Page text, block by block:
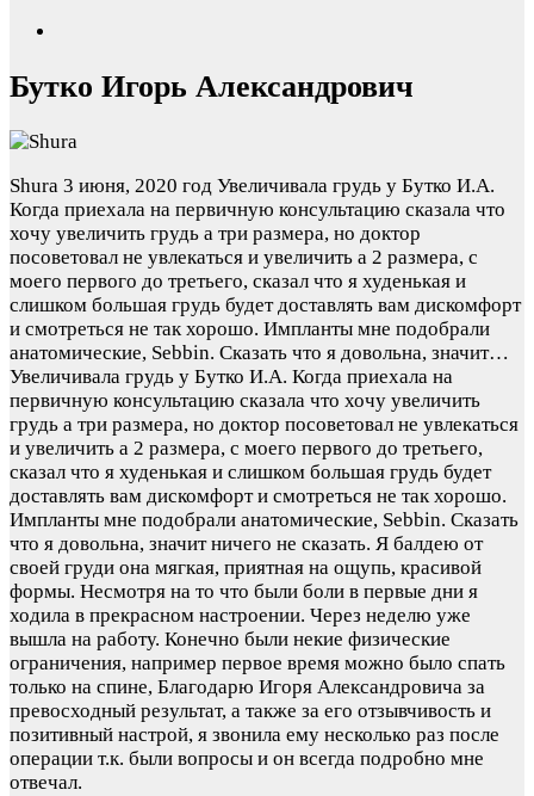
Бутко Игорь Александрович
Shura 3 июня, 2020 год Увеличивала грудь у Бутко И.А.
Когда приехала на первичную консультацию сказала что
хочу увеличить грудь а три размера, но доктор
посоветовал не увлекаться и увеличить а 2 размера, с
моего первого до третьего, сказал что я худенькая и
слишком большая грудь будет доставлять вам дискомфорт
и смотреться не так хорошо. Импланты мне подобрали
анатомические, Sebbin. Сказать что я довольна, значит…
Увеличивала грудь у Бутко И.А. Когда приехала на
первичную консультацию сказала что хочу увеличить
грудь а три размера, но доктор посоветовал не увлекаться
и увеличить а 2 размера, с моего первого до третьего,
сказал что я худенькая и слишком большая грудь будет
доставлять вам дискомфорт и смотреться не так хорошо.
Импланты мне подобрали анатомические, Sebbin. Сказать
что я довольна, значит ничего не сказать. Я балдею от
своей груди она мягкая, приятная на ощупь, красивой
формы. Несмотря на то что были боли в первые дни я
ходила в прекрасном настроении. Через неделю уже
вышла на работу. Конечно были некие физические
ограничения, например первое время можно было спать
только на спине, Благодарю Игоря Александровича за
превосходный результат, а также за его отзывчивость и
позитивный настрой, я звонила ему несколько раз после
операции т.к. были вопросы и он всегда подробно мне
отвечал.